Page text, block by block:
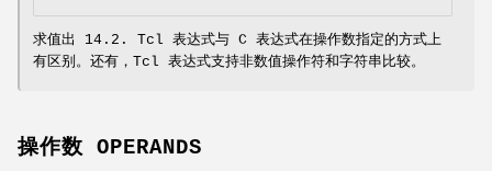
求值出 14.2. Tcl 表达式与 C 表达式在操作数指定的方式上
有区别。还有，Tcl 表达式支持非数值操作符和字符串比较。
操作数 OPERANDS